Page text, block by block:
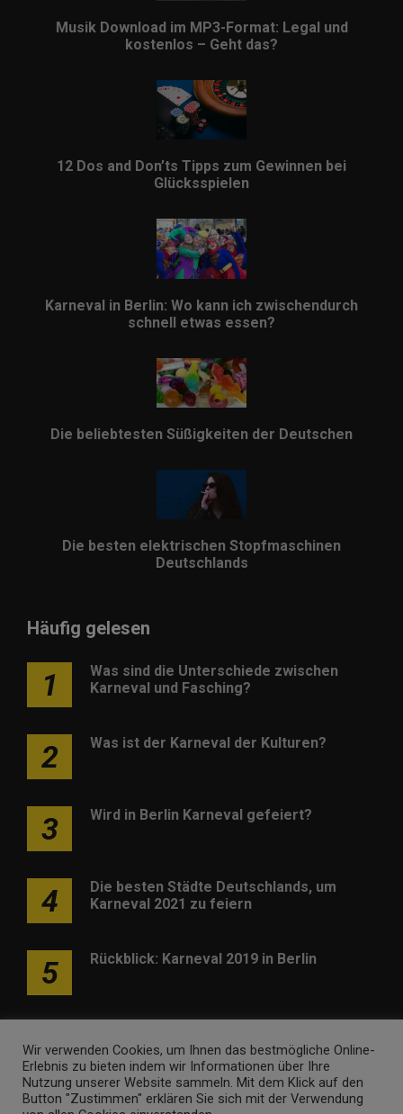
Musik Download im MP3-Format: Legal und
kostenlos – Geht das?
12 Dos and Don’ts Tipps zum Gewinnen bei
Glücksspielen
Karneval in Berlin: Wo kann ich zwischendurch
schnell etwas essen?
Die beliebtesten Süßigkeiten der Deutschen
Die besten elektrischen Stopfmaschinen
Deutschlands
Häufig gelesen
1
Was sind die Unterschiede zwischen
Karneval und Fasching?
2 Was ist der Karneval der Kulturen?
3 Wird in Berlin Karneval gefeiert?
4
Die besten Städte Deutschlands, um
Karneval 2021 zu feiern
5 Rückblick: Karneval 2019 in Berlin
Werben Kontakt Impressum Newsletter
Wir verwenden Cookies, um Ihnen das bestmögliche Online-
Erlebnis zu bieten indem wir Informationen über Ihre
Nutzung unserer Website sammeln. Mit dem Klick auf den
Button "Zustimmen" erklären Sie sich mit der Verwendung